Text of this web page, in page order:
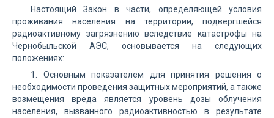
Настоящий Закон в части, определяющей условия
проживания населения на территории, подвергшейся
радиоактивному загрязнению вследствие катастрофы на
Чернобыльской АЭС, основывается на следующих
положениях:
1. Основным показателем для принятия решения о
необходимости проведения защитных мероприятий, а также
возмещения вреда является уровень дозы облучения
населения, вызванного радиоактивностью в результате